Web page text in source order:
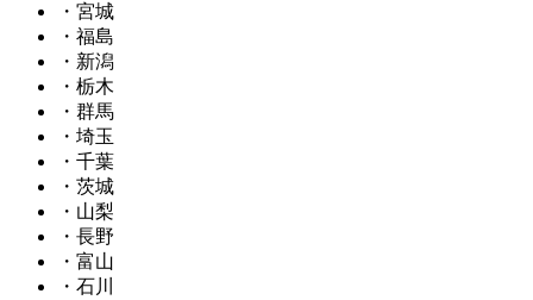
・宮城
・福島
・新潟
・栃木
・群馬
・埼玉
・千葉
・茨城
・山梨
・長野
・富山
・石川